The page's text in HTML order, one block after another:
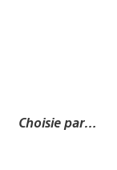
Choisie par…